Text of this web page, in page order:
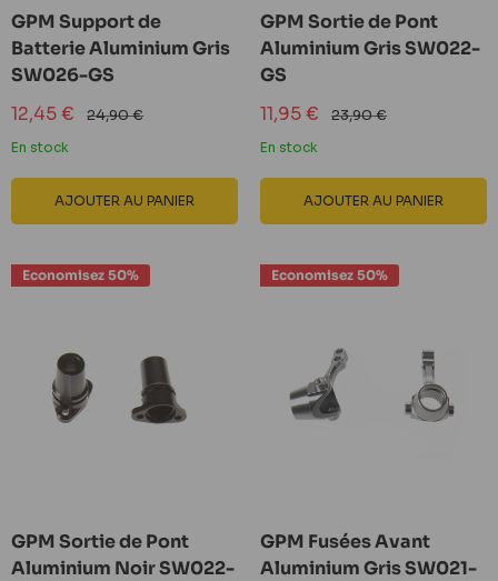
GPM Support de
Batterie Aluminium Gris
SW026-GS
Prix
réduit
12,45 € Prix
normal
24,90 €
En stock
AJOUTER AU PANIER
GPM Sortie de Pont
Aluminium Gris SW022-
GS
Prix
réduit
11,95 € Prix
normal
23,90 €
En stock
AJOUTER AU PANIER
Economisez 50%
GPM Sortie de Pont
Aluminium Noir SW022-
Economisez 50%
GPM Fusées Avant
Aluminium Gris SW021-